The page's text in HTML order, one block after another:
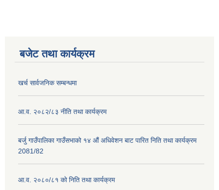
बजेट तथा कार्यक्रम
खर्च सार्वजनिक सम्बन्धमा
आ.व. २०८२/८३ नीति तथा कार्यक्रम
बर्जु गाउँपालिका गाउँसभाको १४ औं अधिवेशन बाट पारित निति तथा कार्यक्रम
2081/82
आ.व. २०८०/८१ को निति तथा कार्यक्रम